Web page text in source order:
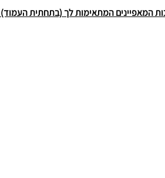
המאפיינים המתאימות לך (בתחתית העמוד)